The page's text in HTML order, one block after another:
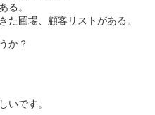
る。
た圃場、顧客リストがある。
か？
いです。